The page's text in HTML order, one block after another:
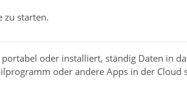
zu starten.
oder installiert, ständig Daten in
oder andere Apps in der Cloud